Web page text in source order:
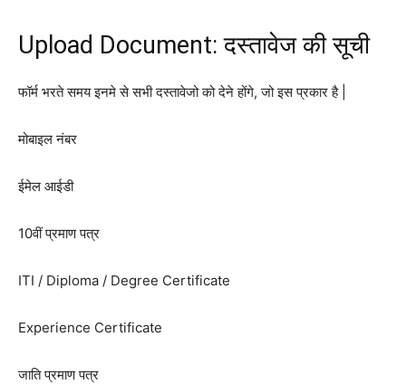
Upload Document: दस्तावेज की सूची
फॉर्म भरते समय इनमे से सभी दस्तावेजो को देने होंगे, जो इस प्रकार है |
मोबाइल नंबर
ईमेल आईडी
10वीं प्रमाण पत्र
ITI / Diploma / Degree Certificate
Experience Certificate
जाति प्रमाण पत्र